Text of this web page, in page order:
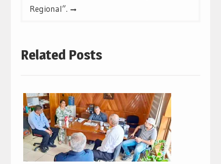
Regional”.
Related Posts